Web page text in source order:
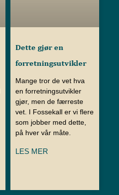
Dette gjør en
forretningsutvikler
Mange tror de vet hva
en forretningsutvikler
gjør, men de færreste
vet. I Fossekall er vi flere
som jobber med dette,
på hver vår måte.
LES MER